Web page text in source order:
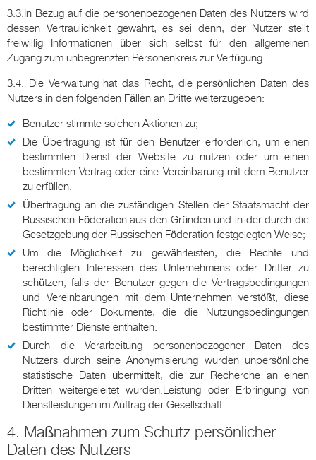
3.3.In Bezug auf die personenbezogenen Daten des Nutzers wird
dessen Vertraulichkeit gewahrt, es sei denn, der Nutzer stellt
freiwillig Informationen über sich selbst für den allgemeinen
Zugang zum unbegrenzten Personenkreis zur Verfügung.
3.4. Die Verwaltung hat das Recht, die persönlichen Daten des
Nutzers in den folgenden Fällen an Dritte weiterzugeben:
Benutzer stimmte solchen Aktionen zu;
Die Übertragung ist für den Benutzer erforderlich, um einen
bestimmten Dienst der Website zu nutzen oder um einen
bestimmten Vertrag oder eine Vereinbarung mit dem Benutzer
zu erfüllen.
Übertragung an die zuständigen Stellen der Staatsmacht der
Russischen Föderation aus den Gründen und in der durch die
Gesetzgebung der Russischen Föderation festgelegten Weise;
Um die Möglichkeit zu gewährleisten, die Rechte und
berechtigten Interessen des Unternehmens oder Dritter zu
schützen, falls der Benutzer gegen die Vertragsbedingungen
und Vereinbarungen mit dem Unternehmen verstößt, diese
Richtlinie oder Dokumente, die die Nutzungsbedingungen
bestimmter Dienste enthalten.
Durch die Verarbeitung personenbezogener Daten des
Nutzers durch seine Anonymisierung wurden unpersönliche
statistische Daten übermittelt, die zur Recherche an einen
Dritten weitergeleitet wurden.Leistung oder Erbringung von
Dienstleistungen im Auftrag der Gesellschaft.
4. Maßnahmen zum Schutz persönlicher
Daten des Nutzers